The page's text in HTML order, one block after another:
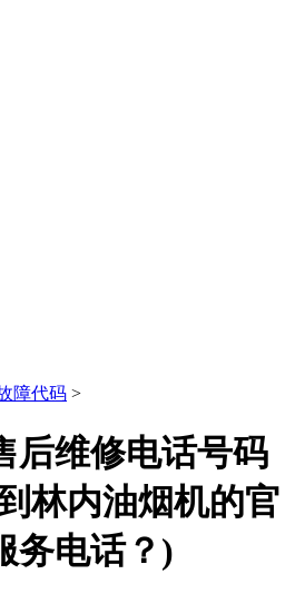
障代码 >
后维修电话号码
林内油烟机的官
务电话？)